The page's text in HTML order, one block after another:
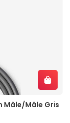
Mâle/Mâle Gris